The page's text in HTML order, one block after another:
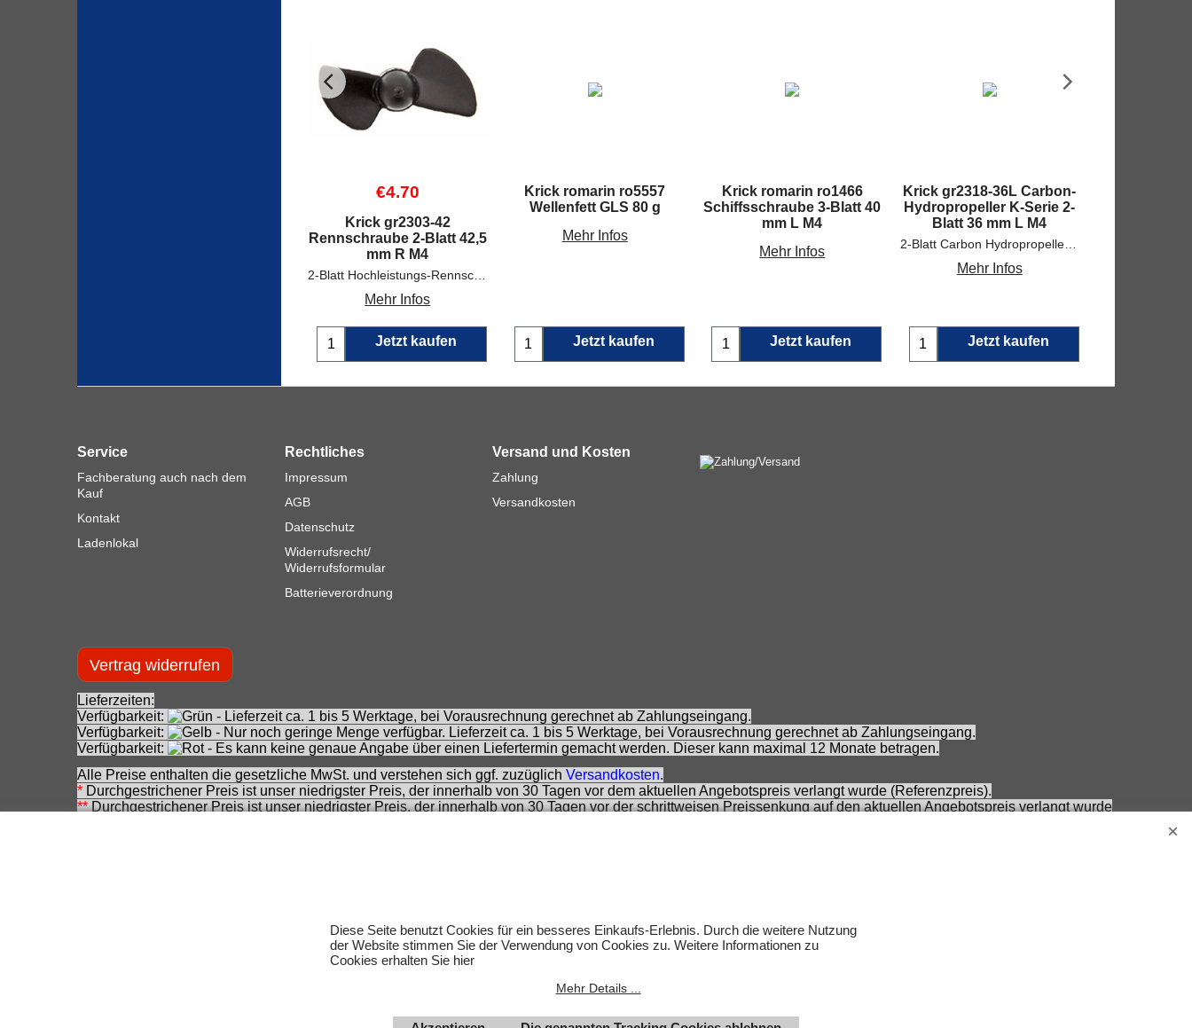
€4.70
Krick gr2303-42
Rennschraube 2-Blatt 42,5
mm R M4
Mehr Infos
Jetzt kaufen
Krick romarin ro5557
Wellenfett GLS 80 g
Mehr Infos
Jetzt kaufen
Krick romarin ro1466
Schiffsschraube 3-Blatt 40
mm L M4
Mehr Infos
Jetzt kaufen
Krick gr2318-36L Carbon-
Hydropropeller K-Serie 2-
Blatt 36 mm L M4
2-Blatt Carbon Hydropropeller der Serie 2318 Referenz: GRA 2318.36L
Mehr Infos
Jetzt kaufen
Service
Fachberatung auch nach dem
Kauf
Kontakt
Ladenlokal
Rechtliches
Impressum
AGB
Datenschutz
Widerrufsrecht/
Widerrufsformular
Batterieverordnung
Versand und Kosten
Zahlung
Versandkosten
Vertrag widerrufen
Lieferzeiten:
Verfügbarkeit:
- Lieferzeit ca. 1 bis 5 Werktage, bei Vorausrechnung gerechnet ab Zahlungseingang.
Verfügbarkeit:
- Nur noch geringe Menge verfügbar. Lieferzeit ca. 1 bis 5 Werktage, bei Vorausrechnung gerechnet ab Zahlungseingang.
Verfügbarkeit:
- Es kann keine genaue Angabe über einen Liefertermin gemacht werden. Dieser kann maximal 12 Monate betragen.
Alle Preise enthalten die gesetzliche MwSt. und verstehen sich ggf. zuzüglich Versandkosten.
* Durchgestrichener Preis ist unser niedrigster Preis, der innerhalb von 30 Tagen vor dem aktuellen Angebotspreis verlangt wurde (Referenzpreis).
**Durchgestrichener Preis ist unser niedrigster Preis, der innerhalb von 30 Tagen vor der schrittweisen Preissenkung auf den aktuellen Angebotspreis verlangt wurde
Änderungen, Irrtümer und Zwischenverkauf vorbehalten.
Diese Seite benutzt Cookies für ein besseres Einkaufs-Erlebnis. Durch die weitere Nutzung
der Website stimmen Sie der Verwendung von Cookies zu. Weitere Informationen zu
Cookies erhalten Sie hier
Mehr Details ...